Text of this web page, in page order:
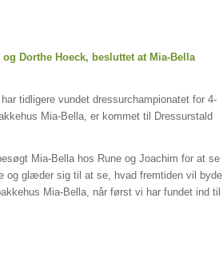
Dorthe Hoeck, besluttet at Mia-Bella
tidligere vundet dressurchampionatet for 4-
Mia-Bella, er kommet til Dressurstald
Mia-Bella hos Rune og Joachim for at se
og glæder sig til at se, hvad fremtiden vil byde
Mia-Bella, når først vi har fundet ind til